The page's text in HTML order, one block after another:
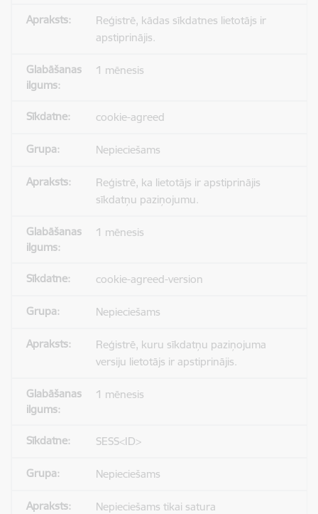
Reģistrē, kādas sīkdatnes lietotājs ir
apstiprinājis.
1 mēnesis
cookie-agreed
Nepieciešams
Reģistrē, ka lietotājs ir apstiprinājis
sīkdatņu paziņojumu.
1 mēnesis
cookie-agreed-version
Nepieciešams
Reģistrē, kuru sīkdatņu paziņojuma
versiju lietotājs ir apstiprinājis.
1 mēnesis
SESS<ID>
Nepieciešams
Nepieciešams tikai satura